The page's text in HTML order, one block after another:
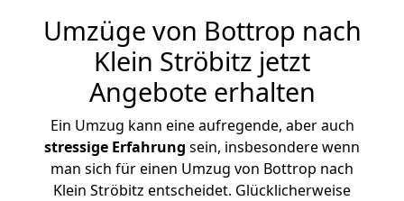
Umzüge von Bottrop nach
Klein Ströbitz jetzt
Angebote erhalten
Ein Umzug kann eine aufregende, aber auch
stressige Erfahrung sein, insbesondere wenn
man sich für einen Umzug von Bottrop nach
Klein Ströbitz entscheidet. Glücklicherweise